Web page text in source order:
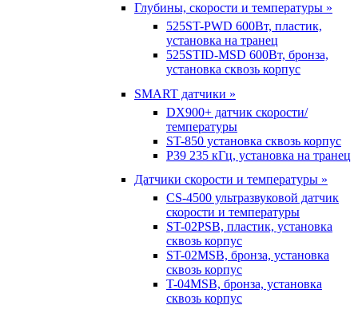
Глубины, скорости и температуры »
525ST-PWD 600Вт, пластик,
установка на транец
525STID-MSD 600Вт, бронза,
установка сквозь корпус
SMART датчики »
DX900+ датчик скорости/
температуры
ST-850 установка сквозь корпус
P39 235 кГц, установка на транец
Датчики скорости и температуры »
CS-4500 ультразвуковой датчик
скорости и температуры
ST-02PSB, пластик, установка
сквозь корпус
ST-02MSB, бронза, установка
сквозь корпус
T-04MSB, бронза, установка
сквозь корпус